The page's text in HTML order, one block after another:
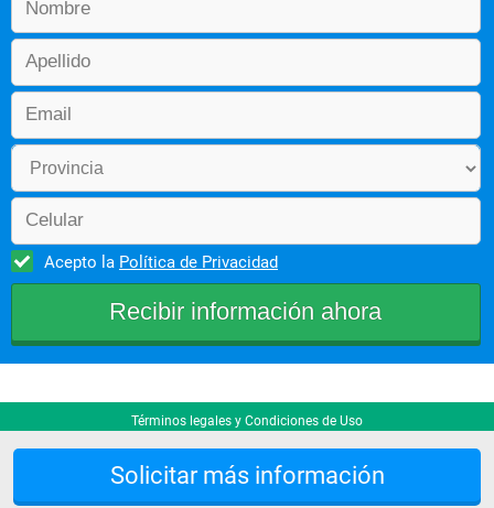
Solicitar más información
Acepto la Política de Privacidad
Términos legales y Condiciones de Uso